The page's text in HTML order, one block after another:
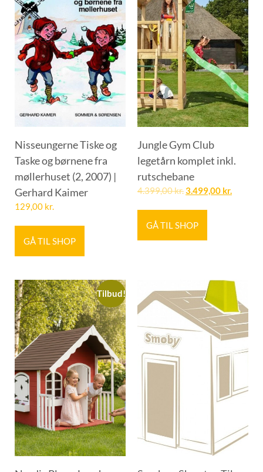
Nisseungerne Tiske og
Taske og børnene fra
møllerhuset (2, 2007) |
Gerhard Kaimer
129,00 kr.
GÅ TIL SHOP
Jungle Gym Club
legetårn komplet inkl.
rutschebane
4.399,00kr.3.499,00 kr.
GÅ TIL SHOP
Tilbud!